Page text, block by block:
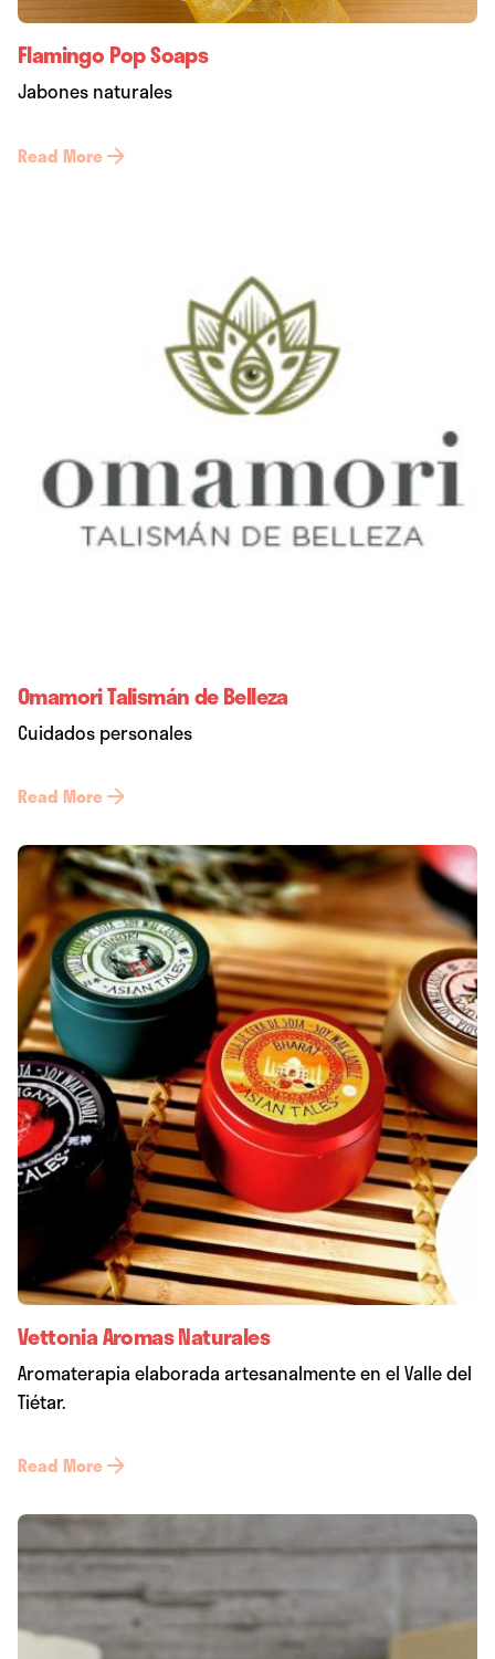
Flamingo Pop Soaps
Jabones naturales
Read More
Omamori Talismán de Belleza
Cuidados personales
Read More
Vettonia Aromas Naturales
Aromaterapia elaborada artesanalmente en el Valle del
Tiétar.
Read More